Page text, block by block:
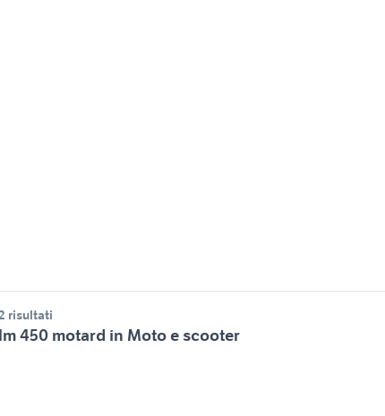
risultati
450 motard in Moto e scooter